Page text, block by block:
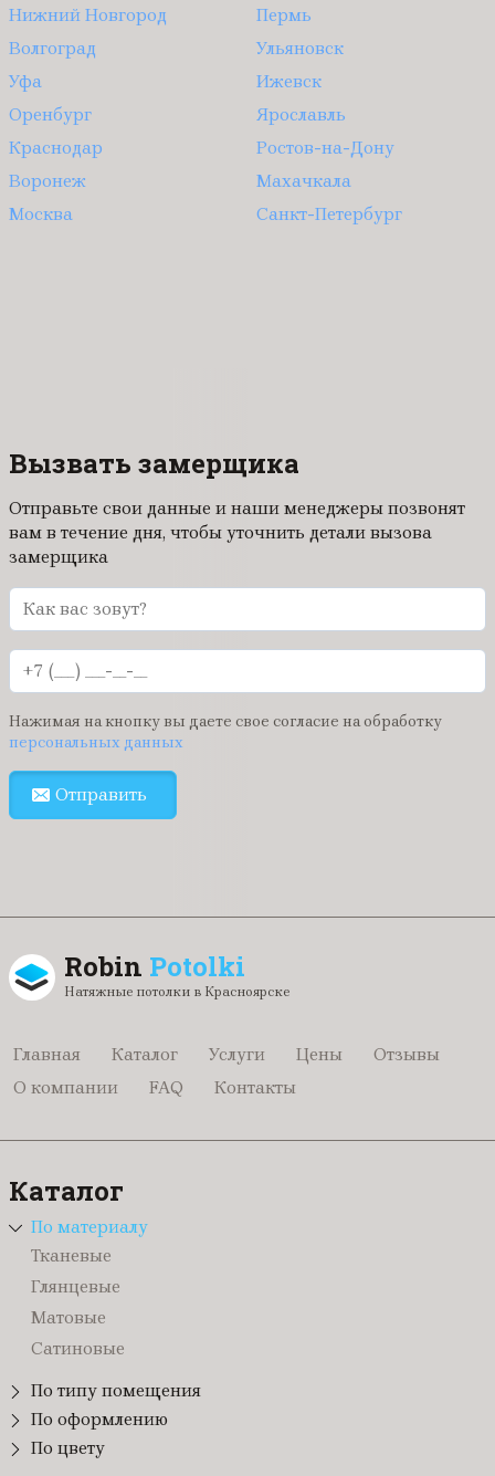
Нижний Новгород
Пермь
Волгоград
Ульяновск
Уфа
Ижевск
Оренбург
Ярославль
Краснодар
Ростов-на-Дону
Воронеж
Махачкала
Москва
Санкт-Петербург
Вызвать замерщика
Отправьте свои данные и наши менеджеры позвонят
вам в течение дня, чтобы уточнить детали вызова
замерщика
Нажимая на кнопку вы даете свое согласие на обработку
персональных данных
Отправить
Robin Potolki
Натяжные потолки в Красноярске
Главная Каталог Услуги Цены
Отзывы
О компании
FAQ Контакты
Каталог
По материалу
Тканевые
Глянцевые
Матовые
Сатиновые
По типу помещения
В санузел (туалет)
В гостиную
По оформлению
Светопрозрачные
По цвету